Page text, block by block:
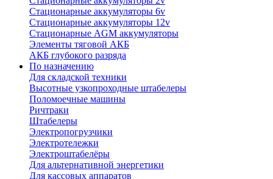
Стационарные аккумуляторы 6v
Стационарные аккумуляторы 12v
Стационарные AGM аккумуляторы
Элементы тяговой АКБ
АКБ глубокого разряда
По назначению
Для складской техники
Высотные узкопроходные штабелеры
Поломоечные машины
Ричтраки
Штабелеры
Электропогрузчики
Электротележки
Электроштабелёры
Для альтернативной энергетики
Для кассовых аппаратов